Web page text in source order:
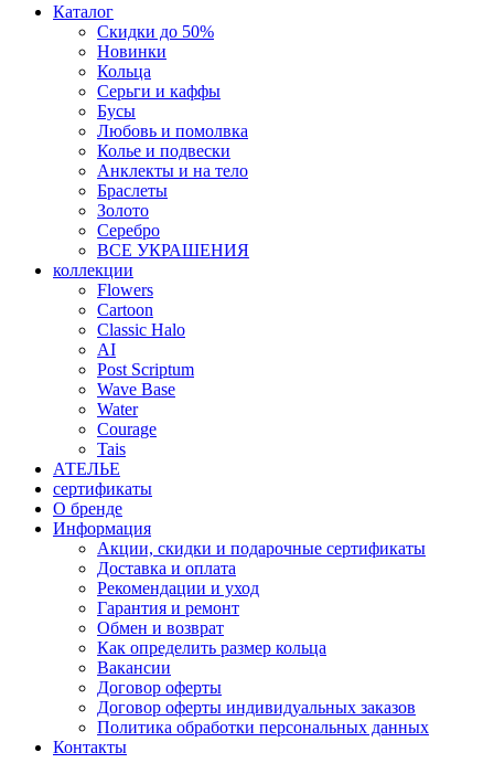
Каталог
Скидки до 50%
Новинки
Кольца
Серьги и каффы
Бусы
Любовь и помолвка
Колье и подвески
Анклекты и на тело
Браслеты
Золото
Серебро
ВСЕ УКРАШЕНИЯ
коллекции
Flowers
Cartoon
Classic Halo
AI
Post Scriptum
Wave Base
Water
Courage
Tais
АТЕЛЬЕ
сертификаты
О бренде
Информация
Акции, скидки и подарочные сертификаты
Доставка и оплата
Рекомендации и уход
Гарантия и ремонт
Обмен и возврат
Как определить размер кольца
Вакансии
Договор оферты
Договор оферты индивидуальных заказов
Политика обработки персональных данных
Контакты